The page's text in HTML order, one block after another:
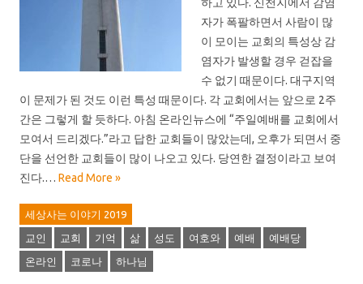
자가 폭팔하면서 사람이 많
이 모이는 교회의 특성상 감
염자가 발생할 경우 걷잡을
수 없기 때문이다. 대구지역
이 문제가 된 것도 이런 특성 때문이다. 각 교회에서는 앞으로 2주
간은 그렇게 할 듯하다. 아침 온라인뉴스에 “주일예배를 교회에서
모여서 드리겠다.”라고 답한 교회들이 많았는데, 오후가 되면서 중
단을 선언한 교회들이 많이 나오고 있다. 당연한 결정이라고 보여
진다.… Read More »
세상사는 이야기 2019
교인 교회 기억 삶 성도 여호와 예배 예배당
온라인 코로나 하나님